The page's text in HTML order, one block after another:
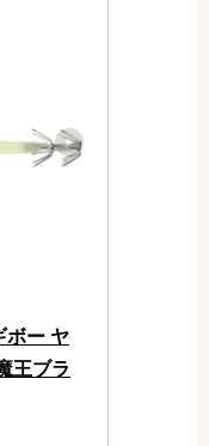
ボー ヤ
王ブラ